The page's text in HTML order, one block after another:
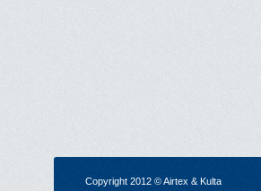
Copyright 2012 © Airtex & Kulta